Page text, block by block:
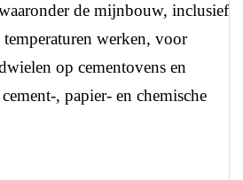
de mijnbouw, inclusief
werken, voor
op cementovens en
, papier- en chemische